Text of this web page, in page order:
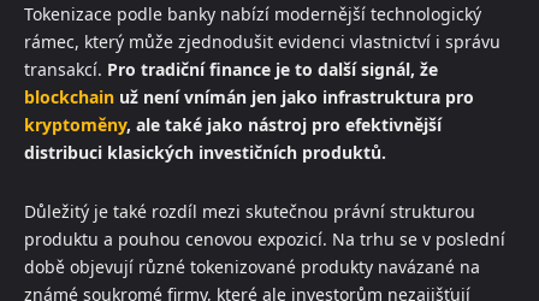
Tokenizace podle banky nabízí modernější technologický
rámec, který může zjednodušit evidenci vlastnictví i správu
transakcí. Pro tradiční finance je to další signál, že
blockchain už není vnímán jen jako infrastruktura pro
kryptoměny, ale také jako nástroj pro efektivnější
distribuci klasických investičních produktů.
Důležitý je také rozdíl mezi skutečnou právní strukturou
produktu a pouhou cenovou expozicí. Na trhu se v poslední
době objevují různé tokenizované produkty navázané na
známé soukromé firmy, které ale investorům nezajišťují